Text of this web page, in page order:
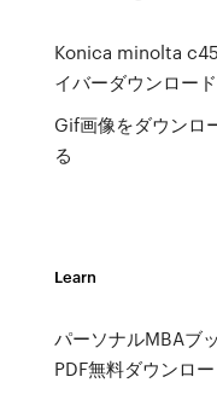
Konica minolta
イバーダウンロード
Gif画像をダウンロ
る
Learn
パーソナルMBAブ
PDF無料ダウンロ